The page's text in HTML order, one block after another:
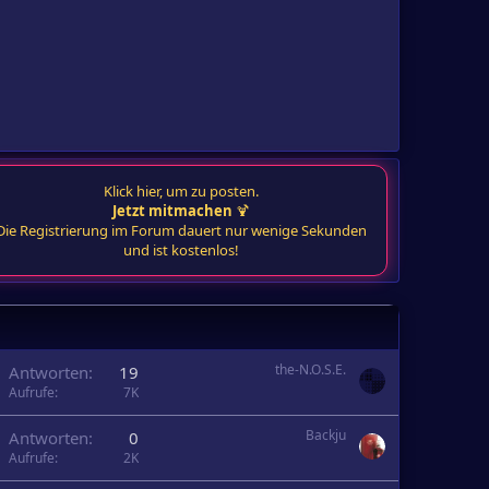
Klick hier, um zu posten.
Jetzt mitmachen 🍹
Registrierung im Forum dauert nur wenige Sekunden
und ist kostenlos!
Antworten 19
Aufrufe 7K
the-N.O.S.E.
Antworten 0
Aufrufe 2K
Backju